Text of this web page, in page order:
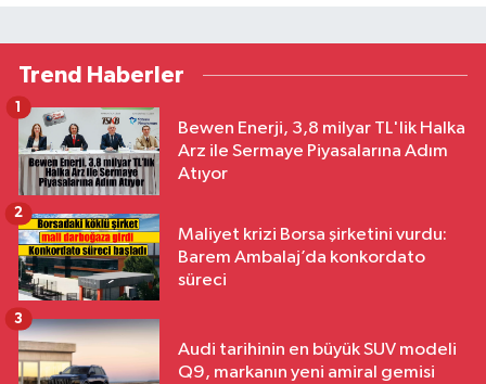
Trend Haberler
Bewen Enerji, 3,8 milyar TL'lik Halka
Arz ile Sermaye Piyasalarına Adım
Atıyor
1
Maliyet krizi Borsa şirketini vurdu:
Barem Ambalaj’da konkordato
süreci
2
Audi tarihinin en büyük SUV modeli
Q9, markanın yeni amiral gemisi
3